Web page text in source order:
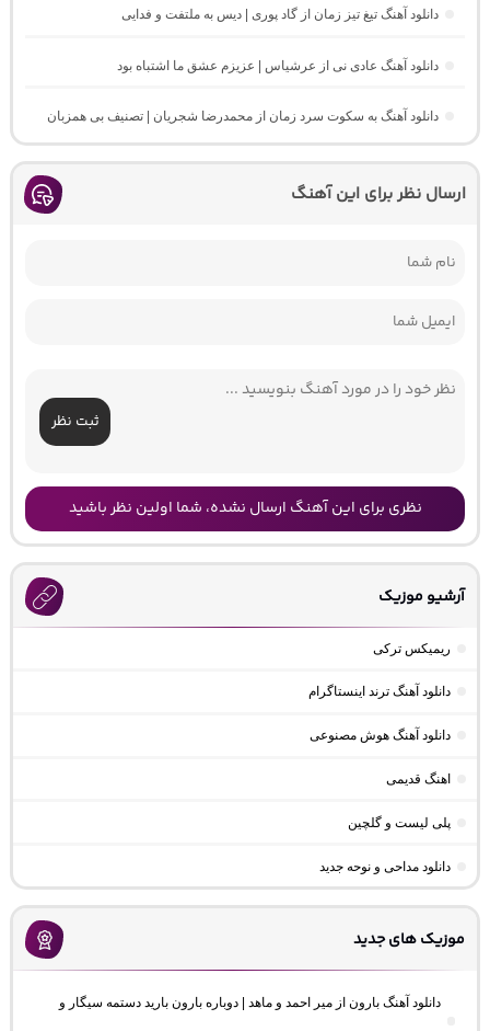
دانلود آهنگ تیغ تیز زمان از گاد پوری | دیس به ملتفت و فدایی
دانلود آهنگ عادی نی از عرشیاس | عزیزم عشق ما اشتباه بود
دانلود آهنگ به سکوت سرد زمان از محمدرضا شجریان | تصنیف بی همزبان
ارسال نظر برای این آهنگ
ثبت نظر
نظری برای این آهنگ ارسال نشده، شما اولین نظر باشید
آرشیو موزیک
ریمیکس ترکی
دانلود آهنگ ترند اینستاگرام
دانلود آهنگ هوش مصنوعی
اهنگ قدیمی
پلی لیست و گلچین
دانلود مداحی و نوحه جدید
موزیک های جدید
دانلود آهنگ بارون از میر احمد و ماهد | دوباره بارون بارید دستمه سیگار و